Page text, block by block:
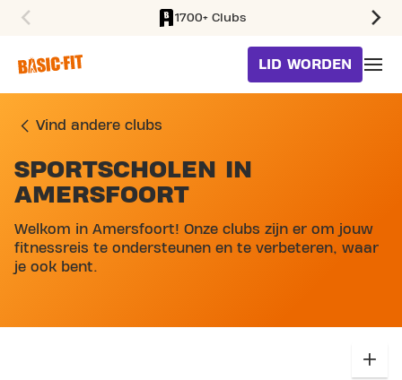
1700+ Clubs
LID WORDEN
Vind andere clubs
SKIP MAP LIST
SPORTSCHOLEN IN
AMERSFOORT
Welkom in Amersfoort! Onze clubs zijn er om jouw
fitnessreis te ondersteunen en te verbeteren, waar
je ook bent.